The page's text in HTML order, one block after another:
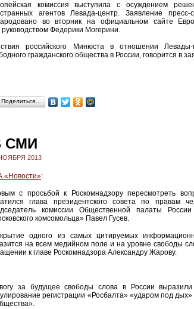
комиссия выступила с осуждением
агентов Левада-центр. Заявление
во вторник на официальном сайте
руководством Федерики Могерини.
российского Минюста в отношении
гражданского общества в России, говорится в
Поделиться…
СМИ
2013
«Новости»:
с просьбой к Роскомнадзору пересмотреть
глава президентского совета по правам
комиссии Общественной палаты
комсомольца» Павел Гусев.
одного из самых цитируемых
на всем медийном поле и на уровне свободы
к главе Роскомнадзора Александру Жарову.
за будущее свободы слова в России
регистрации «Росбалта» «ударом под